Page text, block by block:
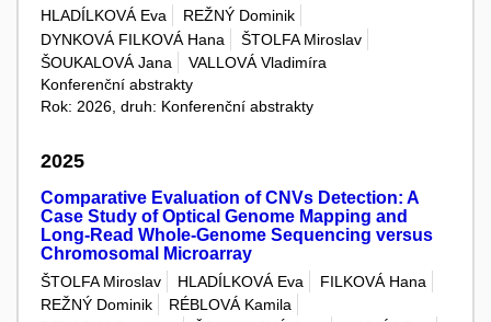
HLADÍLKOVÁ Eva
REŽNÝ Dominik
DYNKOVÁ FILKOVÁ Hana
ŠTOLFA Miroslav
ŠOUKALOVÁ Jana
VALLOVÁ Vladimíra
Konferenční abstrakty
Rok: 2026, druh: Konferenční abstrakty
2025
Comparative Evaluation of CNVs Detection: A
Case Study of Optical Genome Mapping and
Long-Read Whole-Genome Sequencing versus
Chromosomal Microarray
ŠTOLFA Miroslav HLADÍLKOVÁ Eva
FILKOVÁ Hana
REŽNÝ Dominik
RÉBLOVÁ Kamila